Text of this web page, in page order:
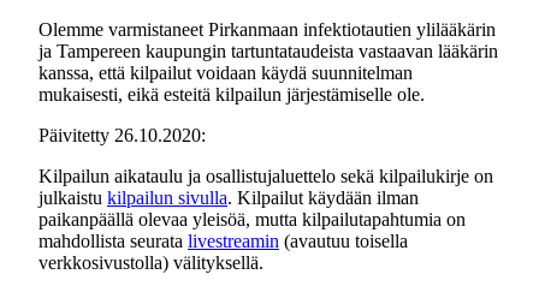
Olemme varmistaneet Pirkanmaan infektiotautien ylilääkärin
ja Tampereen kaupungin tartuntataudeista vastaavan lääkärin
kanssa, että kilpailut voidaan käydä suunnitelman
mukaisesti, eikä esteitä kilpailun järjestämiselle ole.
Päivitetty 26.10.2020:
Kilpailun aikataulu ja osallistujaluettelo sekä kilpailukirje on
julkaistu kilpailun sivulla. Kilpailut käydään ilman
paikanpäällä olevaa yleisöä, mutta kilpailutapahtumia on
mahdollista seurata livestreamin (avautuu toisella
verkkosivustolla) välityksellä.